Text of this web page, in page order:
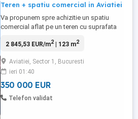
Teren + spatiu comercial in Aviatiei
Va propunem spre achizitie un spatiu
comercial aflat pe un teren cu suprafata
amplasat stradal pe sos. Pipera, intre bd.
Vlaicu. Pe terenul cu suprafata de 123 de
metri regasim: - spatiul comercial stradal
(parter ...
2 845,53 EUR/m2| 123 m2
Aviatiei, Sector 1, Bucuresti
ieri 01:40
350 000 EUR
Telefon validat